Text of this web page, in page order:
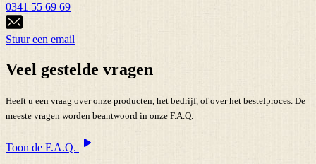
0341 55 69 69
Stuur een email
Veel gestelde vragen
Heeft u een vraag over onze producten, het bedrijf, of over het bestelproces. De
meeste vragen worden beantwoord in onze F.A.Q.
Toon de F.A.Q.